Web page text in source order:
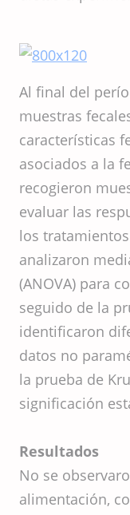
Al final del
muestras
características
asociados a la
recogieron
evaluar las
los
analizaron
(ANOVA) para
seguido de la
identificaron
datos no
la prueba de
significación
Resultados
No se
alimentación,